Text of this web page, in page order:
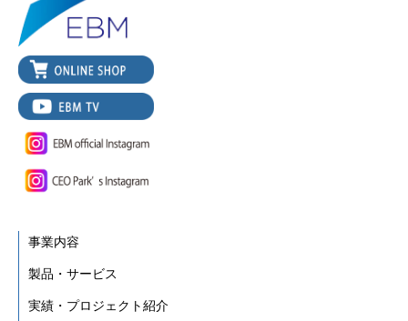
事業内容
製品・サービス
実績・プロジェクト紹介